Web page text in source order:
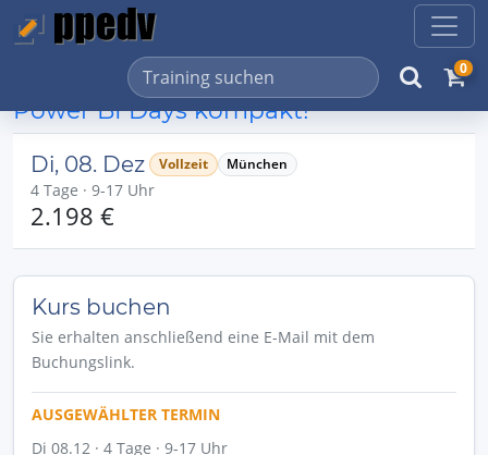
0
Power BI Days kompakt!
Di, 08. Dez Vollzeit München
4 Tage · 9-17 Uhr
2.198 €
Kurs buchen
Sie erhalten anschließend eine E-Mail mit dem
Buchungslink.
AUSGEWÄHLTER TERMIN
Di 08.12 · 4 Tage · 9-17 Uhr